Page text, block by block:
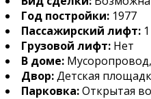
Год постройки: 1977
Пассажирский лифт: 1
Грузовой лифт: Нет
В доме:
Двор:Детская
Парковка:Открытая